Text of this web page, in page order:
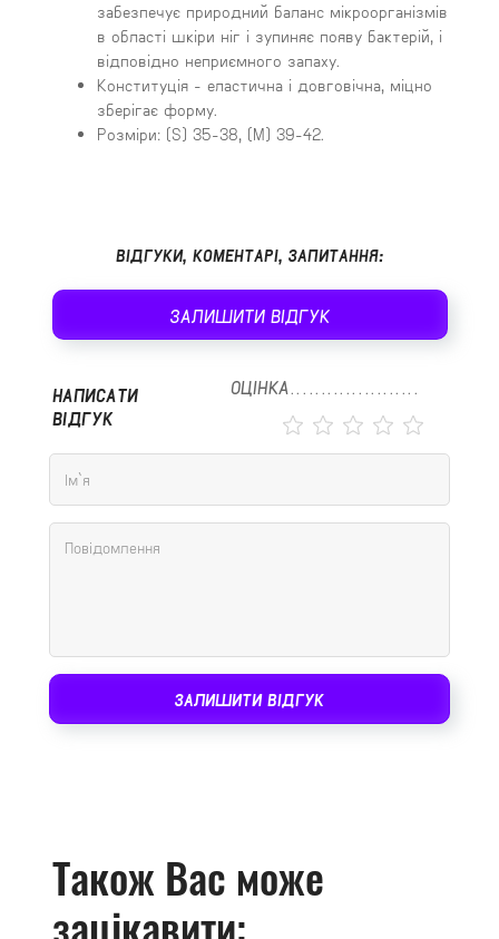
забезпечує природний баланс мікроорганізмів
в області шкіри ніг і зупиняє появу бактерій, і
відповідно неприємного запаху.
Конституція - еластична і довговічна, міцно
зберігає форму.
Розміри: (S) 35-38, (M) 39-42.
ВІДГУКИ, КОМЕНТАРІ, ЗАПИТАННЯ:
ЗАЛИШИТИ ВІДГУК
НАПИСАТИ
ВІДГУК
ОЦІНКА
ЗАЛИШИТИ ВІДГУК
Також Вас може